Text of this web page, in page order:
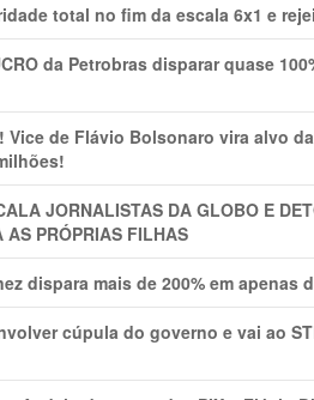
total no fim da escala 6x1 e
da Petrobras disparar quase
Vice de Flávio Bolsonaro vira alvo
JORNALISTAS DA GLOBO E
PRÓPRIAS FILHAS
dispara mais de 200% em apenas
cúpula do governo e vai ao